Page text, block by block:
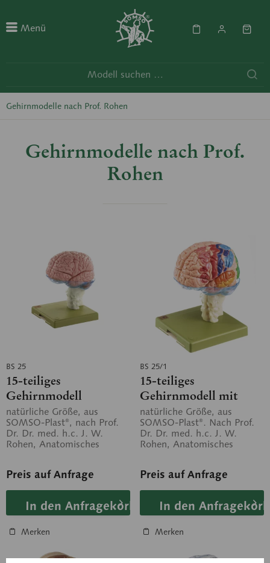
Menü
Gehirnmodelle nach Prof. Rohen
Gehirnmodelle nach Prof.
Rohen
BS 25
15-teiliges
Gehirnmodell
natürliche Größe, aus
SOMSO-Plast®, nach Prof.
Dr. Dr. med. h.c. J. W.
Rohen, Anatomisches
Preis auf Anfrage
In den Anfragekorb
Merken
BS 25/1
15-teiliges
Gehirnmodell mit
farbiger Markierung
der Rindenfelder
natürliche Größe, aus
SOMSO-Plast®. Nach Prof.
Dr. Dr. med. h.c. J. W.
Rohen, Anatomisches
Preis auf Anfrage
In den Anfragekorb
Merken